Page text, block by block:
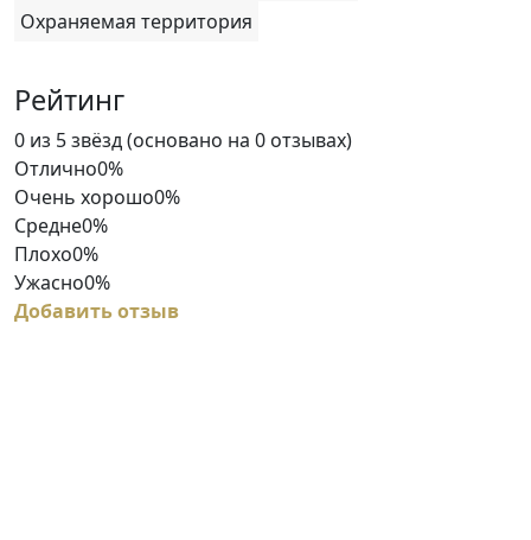
Охраняемая территория
Рейтинг
Rated
0
out
of
5
0 из 5 звёзд (основано на 0 отзывах)
Отлично0%
Очень хорошо0%
Средне0%
Плохо0%
Ужасно0%
Добавить отзыв